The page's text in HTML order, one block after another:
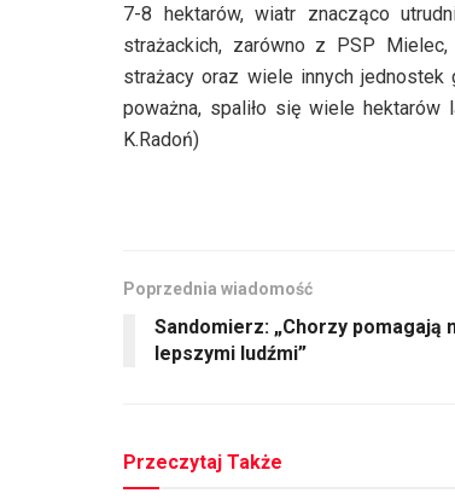
7-8 hektarów, wiatr znacząco
strażackich, zarówno z PSP
strażacy oraz wiele innych
poważna, spaliło się wiele
K.Radoń)
Poprzednia wiadomość
Sandomierz: „Chorzy pomagają
lepszymi ludźmi”
Przeczytaj Także